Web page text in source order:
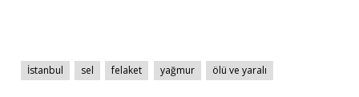
İstanbul sel felaket yağmur ölü ve yaralı